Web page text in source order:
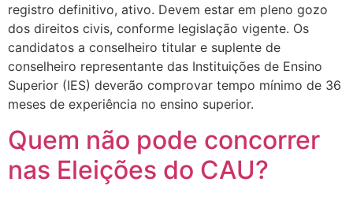
registro definitivo, ativo. Devem estar em pleno gozo
dos direitos civis, conforme legislação vigente. Os
candidatos a conselheiro titular e suplente de
conselheiro representante das Instituições de Ensino
Superior (IES) deverão comprovar tempo mínimo de 36
meses de experiência no ensino superior.
Quem não pode concorrer
nas Eleições do CAU?